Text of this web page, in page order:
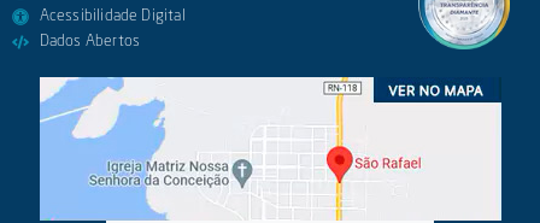
Acessibilidade Digital
Dados Abertos